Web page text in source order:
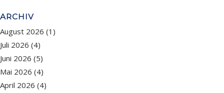
ARCHIV
August 2026 (1)
Juli 2026 (4)
Juni 2026 (5)
Mai 2026 (4)
April 2026 (4)